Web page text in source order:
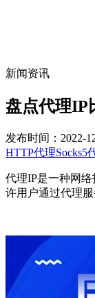
新闻资讯
盘点代理IP
发布时间：2022-
HTTP代理Socks5
代理IP是一种网
许用户通过代理服